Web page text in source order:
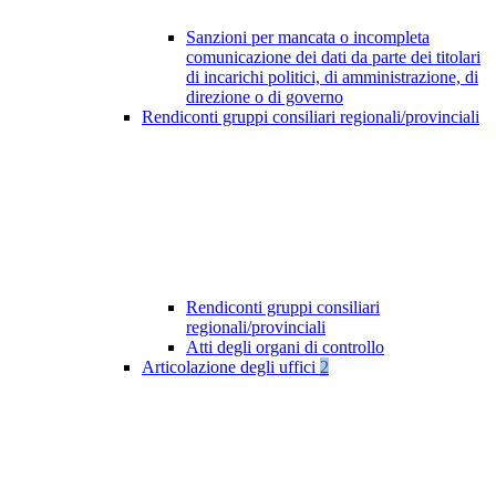
Sanzioni per mancata o incompleta
comunicazione dei dati da parte dei titolari
di incarichi politici, di amministrazione, di
direzione o di governo
Rendiconti gruppi consiliari regionali/provinciali
Rendiconti gruppi consiliari
regionali/provinciali
Atti degli organi di controllo
Articolazione degli uffici 2